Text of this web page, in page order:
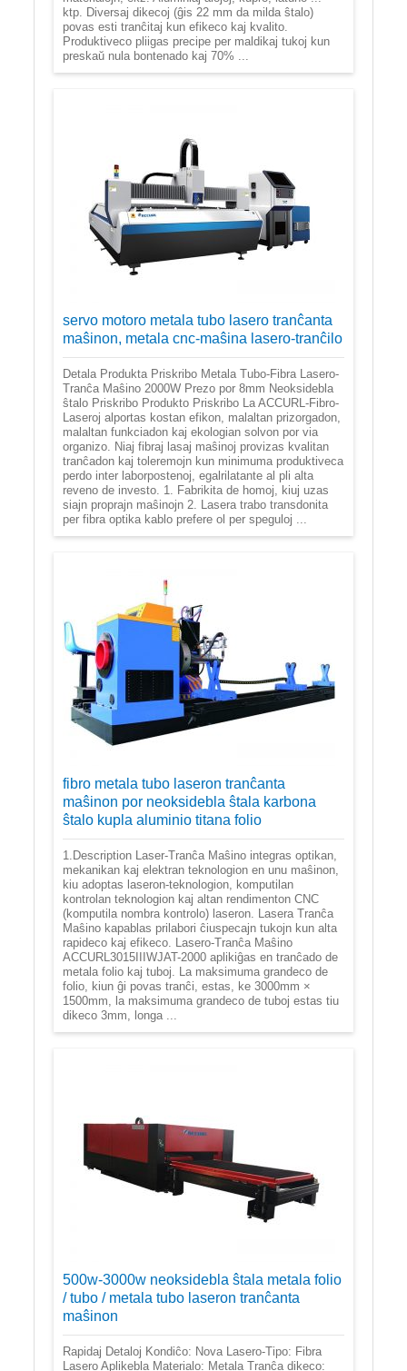
ktp. Diversaj dikecoj (ĝis 22 mm da milda ŝtalo)
povas esti tranĉitaj kun efikeco kaj kvalito.
Produktiveco pliigas precipe per maldikaj tukoj kun
preskaŭ nula bontenado kaj 70% ...
servo motoro metala tubo lasero tranĉanta
maŝinon, metala cnc-maŝina lasero-tranĉilo
Detala Produkta Priskribo Metala Tubo-Fibra Lasero-
Tranĉa Maŝino 2000W Prezo por 8mm Neoksidebla
ŝtalo Priskribo Produkto Priskribo La ACCURL-Fibro-
Laseroj alportas kostan efikon, malaltan prizorgadon,
malaltan funkciadon kaj ekologian solvon por via
organizo. Niaj fibraj lasaj maŝinoj provizas kvalitan
tranĉadon kaj toleremojn kun minimuma produktiveca
perdo inter laborpostenoj, egalrilatante al pli alta
reveno de investo. 1. Fabrikita de homoj, kiuj uzas
siajn proprajn maŝinojn 2. Lasera trabo transdonita
per fibra optika kablo prefere ol per speguloj ...
fibro metala tubo laseron tranĉanta
maŝinon por neoksidebla ŝtala karbona
ŝtalo kupla aluminio titana folio
1.Description Laser-Tranĉa Maŝino integras optikan,
mekanikan kaj elektran teknologion en unu maŝinon,
kiu adoptas laseron-teknologion, komputilan
kontrolan teknologion kaj altan rendimenton CNC
(komputila nombra kontrolo) laseron. Lasera Tranĉa
Maŝino kapablas prilabori ĉiuspecajn tukojn kun alta
rapideco kaj efikeco. Lasero-Tranĉa Maŝino
ACCURL3015IIIWJAT-2000 aplikiĝas en tranĉado de
metala folio kaj tuboj. La maksimuma grandeco de
folio, kiun ĝi povas tranĉi, estas, ke 3000mm ×
1500mm, la maksimuma grandeco de tuboj estas tiu
dikeco 3mm, longa ...
500w-3000w neoksidebla ŝtala metala folio
/ tubo / metala tubo laseron tranĉanta
maŝinon
Rapidaj Detaloj Kondiĉo: Nova Lasero-Tipo: Fibra
Lasero Aplikebla Materialo: Metala Tranĉa dikeco: